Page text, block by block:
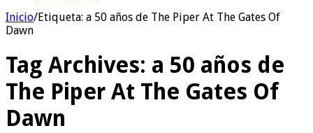
Inicio/Etiqueta: a 50 años de The Piper At The Gates Of
Dawn
Tag Archives: a 50 años de
The Piper At The Gates Of
Dawn